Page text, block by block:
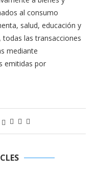
al consumo
salud, educación y
todas las transacciones
mediante
emitidas por